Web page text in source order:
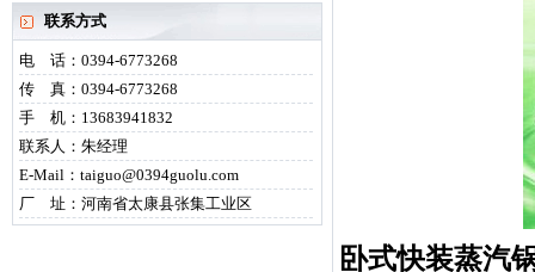
卧式快装蒸汽
联系方式
电 话：0394-6773268
传 真：0394-6773268
手 机：13683941832
联系人：朱经理
E-Mail：taiguo@0394guolu.com
厂 址：河南省太康县张集工业区